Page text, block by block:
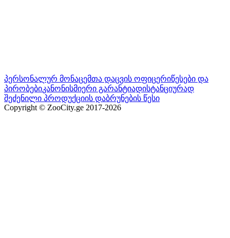
პერსონალურ მონაცემთა დაცვის ოფიცერიწესები და
პირობებიკანონისმიერი გარანტიადისტანციურად
შეძენილი პროდუქციის დაბრუნების წესი
Copyright © ZooCity.ge 2017-2026